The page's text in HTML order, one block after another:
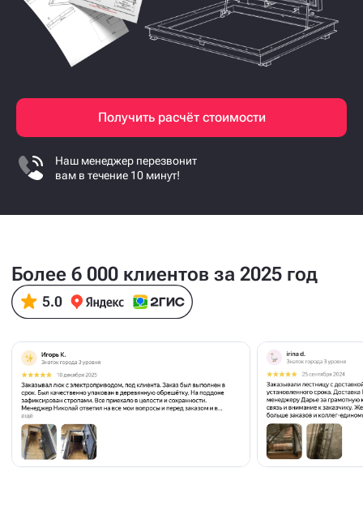
Получить расчёт стоимости
Наш менеджер перезвонит
вам в течение 10 минут!
Более 6 000 клиентов за 2025 год